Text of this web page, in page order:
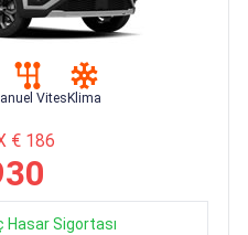
Vites Klima
€ 186
Hasar Sigortası